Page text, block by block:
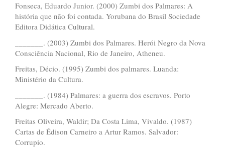
Fonseca, Eduardo Junior. (2000) Zumbi dos Palmares: A
história que não foi contada. Yorubana do Brasil Sociedade
Editora Didática Cultural.
_______. (2003) Zumbi dos Palmares. Herói Negro da Nova
Consciência Nacional, Rio de Janeiro, Atheneu.
Freitas, Décio. (1995) Zumbi dos palmares. Luanda:
Ministério da Cultura.
_______. (1984) Palmares: a guerra dos escravos. Porto
Alegre: Mercado Aberto.
Freitas Oliveira, Waldir; Da Costa Lima, Vivaldo. (1987)
Cartas de Édison Carneiro a Artur Ramos. Salvador:
Corrupio.